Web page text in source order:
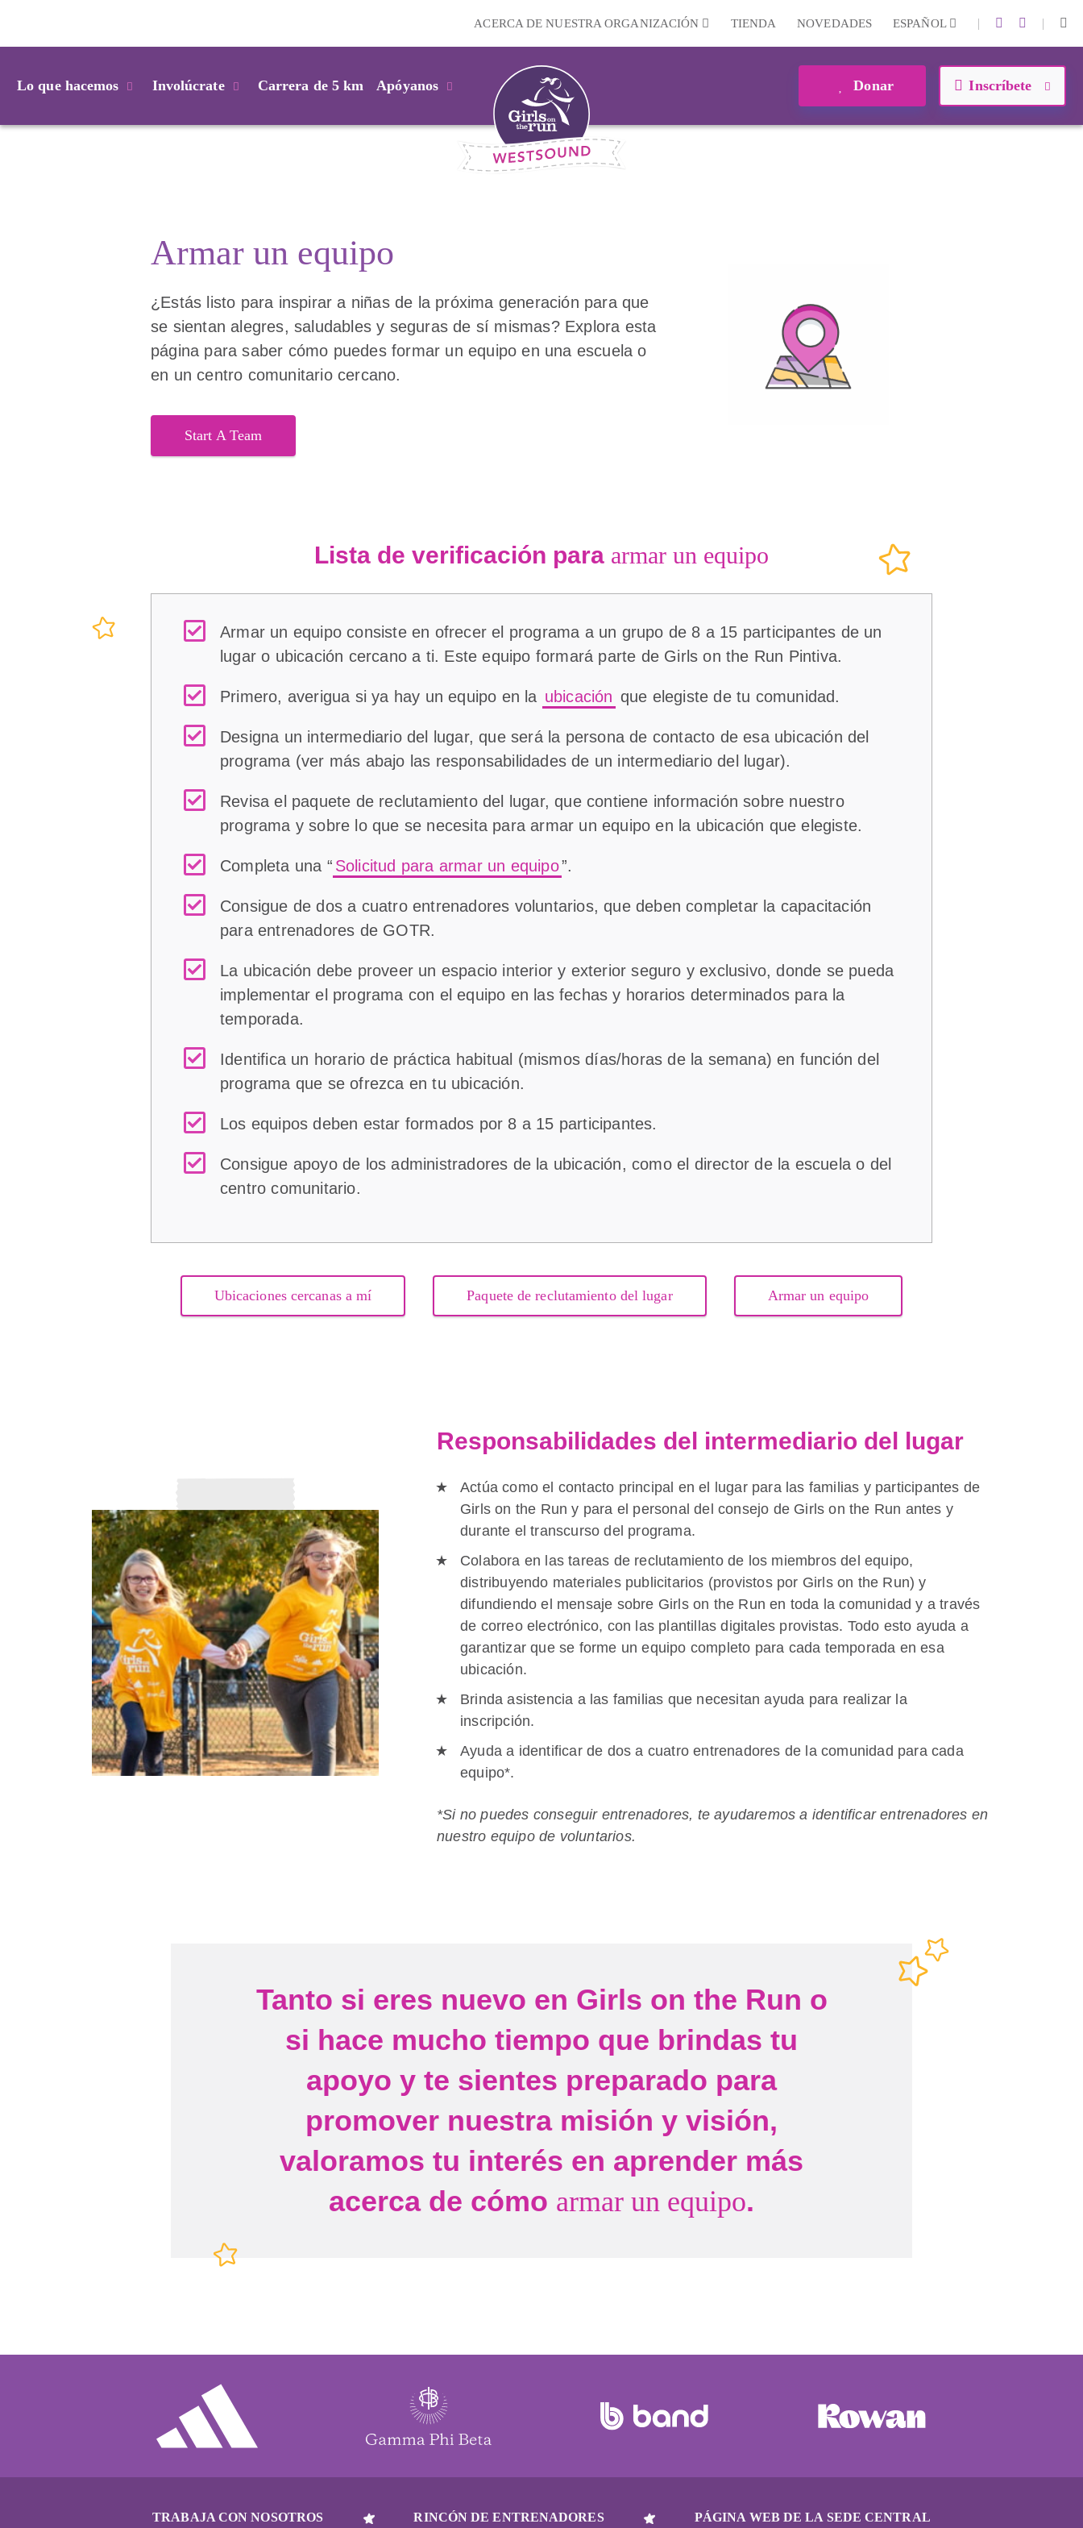
ACERCA DE NUESTRA ORGANIZACIÓN TIENDA NOVEDADES ESPAÑOL | |
Lo que hacemos Involúcrate Carrera de 5 km Apóyanos Donar Inscríbete
Armar un equipo
¿Estás listo para inspirar a niñas de la próxima generación para que
se sientan alegres, saludables y seguras de sí mismas? Explora esta
página para saber cómo puedes formar un equipo en una escuela o
en un centro comunitario cercano.
Start A Team
Lista de verificación para armar un equipo
Armar un equipo consiste en ofrecer el programa a un grupo de 8 a 15 participantes de un
lugar o ubicación cercano a ti. Este equipo formará parte de Girls on the Run Pintiva.
Primero, averigua si ya hay un equipo en la ubicación que elegiste de tu comunidad.
Designa un intermediario del lugar, que será la persona de contacto de esa ubicación del
programa (ver más abajo las responsabilidades de un intermediario del lugar).
Revisa el paquete de reclutamiento del lugar, que contiene información sobre nuestro
programa y sobre lo que se necesita para armar un equipo en la ubicación que elegiste.
Completa una “ Solicitud para armar un equipo”.
Consigue de dos a cuatro entrenadores voluntarios, que deben completar la capacitación
para entrenadores de GOTR.
La ubicación debe proveer un espacio interior y exterior seguro y exclusivo, donde se pueda
implementar el programa con el equipo en las fechas y horarios determinados para la
temporada.
Identifica un horario de práctica habitual (mismos días/horas de la semana) en función del
programa que se ofrezca en tu ubicación.
Los equipos deben estar formados por 8 a 15 participantes.
Consigue apoyo de los administradores de la ubicación, como el director de la escuela o del
centro comunitario.
Ubicaciones cercanas a mí Paquete de reclutamiento del lugar Armar un equipo
Responsabilidades del intermediario del lugar
Actúa como el contacto principal en el lugar para las familias y participantes de
Girls on the Run y para el personal del consejo de Girls on the Run antes y
durante el transcurso del programa.
Colabora en las tareas de reclutamiento de los miembros del equipo,
distribuyendo materiales publicitarios (provistos por Girls on the Run) y
difundiendo el mensaje sobre Girls on the Run en toda la comunidad y a través
de correo electrónico, con las plantillas digitales provistas. Todo esto ayuda a
garantizar que se forme un equipo completo para cada temporada en esa
ubicación.
Brinda asistencia a las familias que necesitan ayuda para realizar la
inscripción.
Ayuda a identificar de dos a cuatro entrenadores de la comunidad para cada
equipo*.
*Si no puedes conseguir entrenadores, te ayudaremos a identificar entrenadores en
nuestro equipo de voluntarios.
Tanto si eres nuevo en Girls on the Run o
si hace mucho tiempo que brindas tu
apoyo y te sientes preparado para
promover nuestra misión y visión,
valoramos tu interés en aprender más
acerca de cómo armar un equipo.
TRABAJA CON NOSOTROS RINCÓN DE ENTRENADORES PÁGINA WEB DE LA SEDE CENTRAL